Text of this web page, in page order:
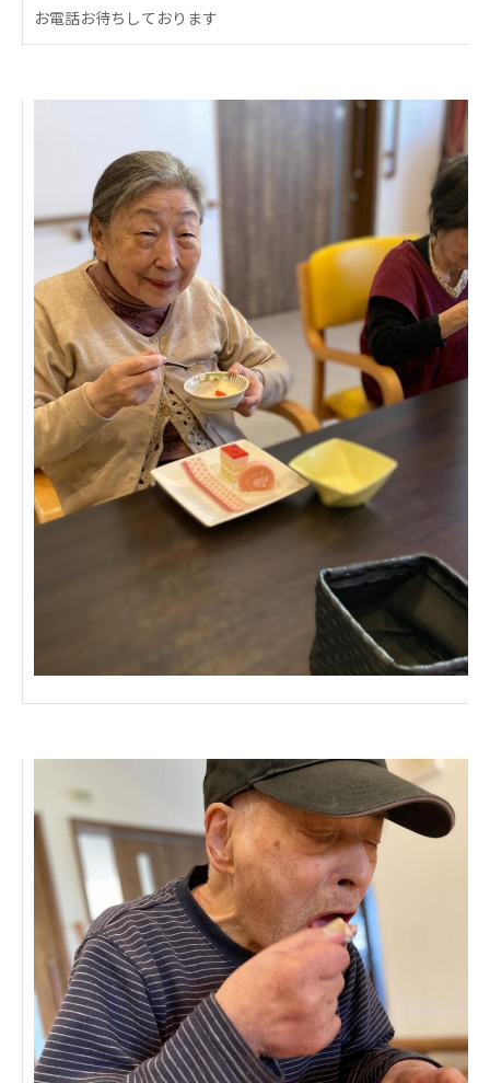
医療法人社団 鴻愛会
こうのす共生病院
こうのすナーシングホーム共生園
医療法人 京都翔医会
西京都病院
西京都クリニック
洛桂の郷
桂寿の郷
訪問看護ステーション秋桜
上桂の郷
ファミリエール吉祥院
教育（共に生きる仲間達）
学校法人明星学園 関東福祉専門学校
国際医療専門学校 浦和学院高等学校
志学会高等学校
特定非営利活動法人ファイアーレッズメディカルスポ
その他
株式会社フラワーコミュニティ放送
Medicare Lead Japan
株式会社日本医科学研究所
特定非営利活動法人共生フォーラム
一般社団法人フードラボジャパン
特定非営利活動法人日本医療福祉機構
株式会社アメックファーマシー
お電話お待ちしております